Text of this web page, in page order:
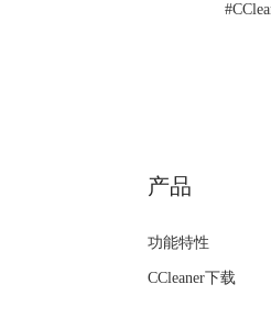
#
产品
功能特性
CCleaner下载